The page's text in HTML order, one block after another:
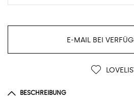
E-MAIL BEI
BESCHREIBUNG